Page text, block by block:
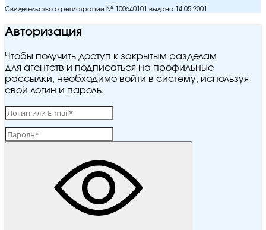
Свидетельство о регистрации № 100640101 выдано 14.05.2001
Авторизация
Чтобы получить доступ к закрытым разделам
для агентств и подписаться на профильные
рассылки, необходимо войти в систему, используя
свой логин и пароль.